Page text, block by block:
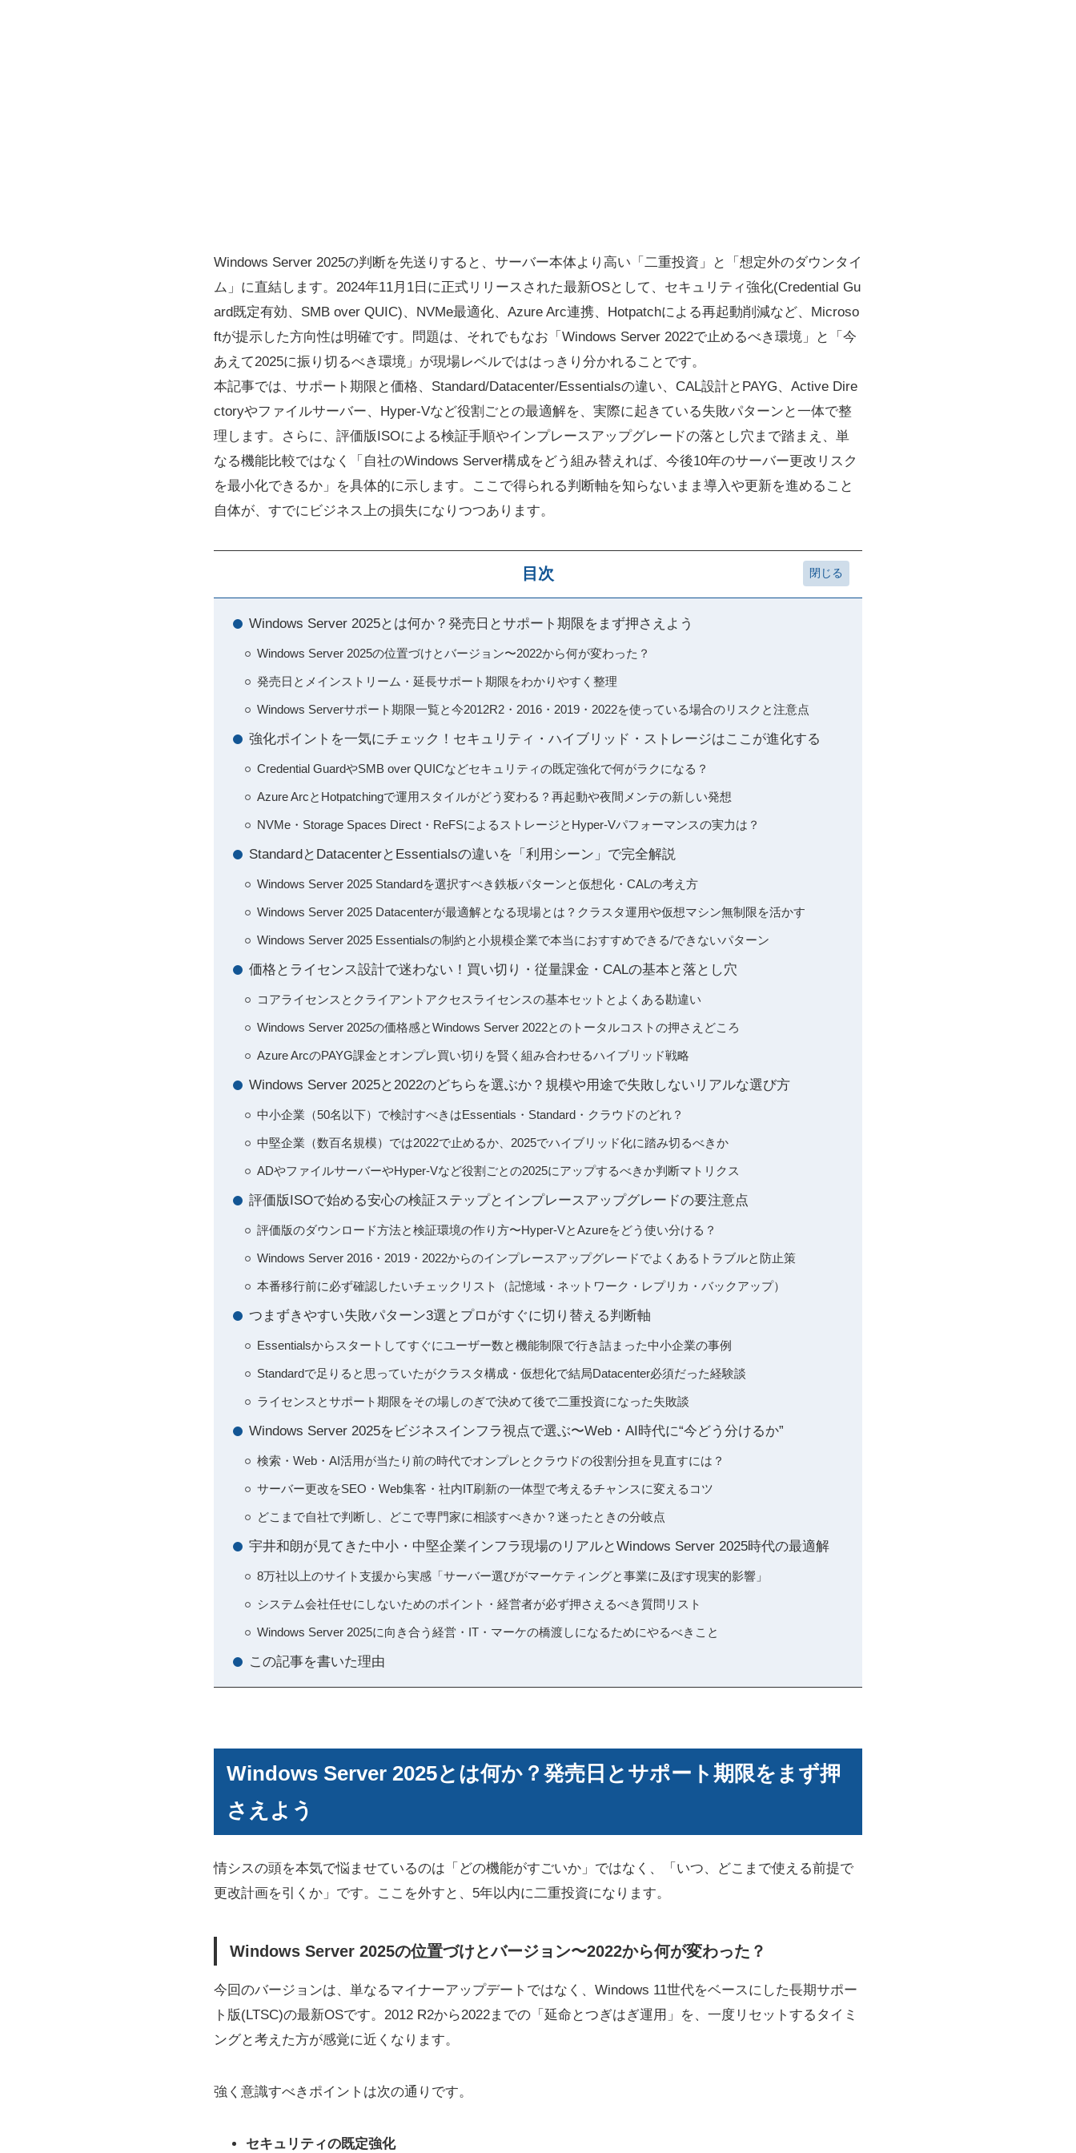
Windows Server 2025の判断を先送りすると、サーバー本体より高い「二重投資」と「想定外のダウンタイ
ム」に直結します。2024年11月1日に正式リリースされた最新OSとして、セキュリティ強化(Credential Gu
ard既定有効、SMB over QUIC)、NVMe最適化、Azure Arc連携、Hotpatchによる再起動削減など、Microso
ftが提示した方向性は明確です。問題は、それでもなお「Windows Server 2022で止めるべき環境」と「今
あえて2025に振り切るべき環境」が現場レベルでははっきり分かれることです。
本記事では、サポート期限と価格、Standard/Datacenter/Essentialsの違い、CAL設計とPAYG、Active Dire
ctoryやファイルサーバー、Hyper-Vなど役割ごとの最適解を、実際に起きている失敗パターンと一体で整
理します。さらに、評価版ISOによる検証手順やインプレースアップグレードの落とし穴まで踏まえ、単
なる機能比較ではなく「自社のWindows Server構成をどう組み替えれば、今後10年のサーバー更改リスク
を最小化できるか」を具体的に示します。ここで得られる判断軸を知らないまま導入や更新を進めること
自体が、すでにビジネス上の損失になりつつあります。
目次
Windows Server 2025とは何か？発売日とサポート期限をまず押さえよう
Windows Server 2025の位置づけとバージョン〜2022から何が変わった？
発売日とメインストリーム・延長サポート期限をわかりやすく整理
Windows Serverサポート期限一覧と今2012R2・2016・2019・2022を使っている場合のリスクと注意点
強化ポイントを一気にチェック！セキュリティ・ハイブリッド・ストレージはここが進化する
Credential GuardやSMB over QUICなどセキュリティの既定強化で何がラクになる？
Azure ArcとHotpatchingで運用スタイルがどう変わる？再起動や夜間メンテの新しい発想
NVMe・Storage Spaces Direct・ReFSによるストレージとHyper-Vパフォーマンスの実力は？
StandardとDatacenterとEssentialsの違いを「利用シーン」で完全解説
Windows Server 2025 Standardを選択すべき鉄板パターンと仮想化・CALの考え方
Windows Server 2025 Datacenterが最適解となる現場とは？クラスタ運用や仮想マシン無制限を活かす
Windows Server 2025 Essentialsの制約と小規模企業で本当におすすめできる/できないパターン
価格とライセンス設計で迷わない！買い切り・従量課金・CALの基本と落とし穴
コアライセンスとクライアントアクセスライセンスの基本セットとよくある勘違い
Windows Server 2025の価格感とWindows Server 2022とのトータルコストの押さえどころ
Azure ArcのPAYG課金とオンプレ買い切りを賢く組み合わせるハイブリッド戦略
Windows Server 2025と2022のどちらを選ぶか？規模や用途で失敗しないリアルな選び方
中小企業（50名以下）で検討すべきはEssentials・Standard・クラウドのどれ？
中堅企業（数百名規模）では2022で止めるか、2025でハイブリッド化に踏み切るべきか
ADやファイルサーバーやHyper-Vなど役割ごとの2025にアップするべきか判断マトリクス
評価版ISOで始める安心の検証ステップとインプレースアップグレードの要注意点
評価版のダウンロード方法と検証環境の作り方〜Hyper-VとAzureをどう使い分ける？
Windows Server 2016・2019・2022からのインプレースアップグレードでよくあるトラブルと防止策
本番移行前に必ず確認したいチェックリスト（記憶域・ネットワーク・レプリカ・バックアップ）
つまずきやすい失敗パターン3選とプロがすぐに切り替える判断軸
Essentialsからスタートしてすぐにユーザー数と機能制限で行き詰まった中小企業の事例
Standardで足りると思っていたがクラスタ構成・仮想化で結局Datacenter必須だった経験談
ライセンスとサポート期限をその場しのぎで決めて後で二重投資になった失敗談
Windows Server 2025をビジネスインフラ視点で選ぶ〜Web・AI時代に“今どう分けるか”
検索・Web・AI活用が当たり前の時代でオンプレとクラウドの役割分担を見直すには？
サーバー更改をSEO・Web集客・社内IT刷新の一体型で考えるチャンスに変えるコツ
どこまで自社で判断し、どこで専門家に相談すべきか？迷ったときの分岐点
宇井和朗が見てきた中小・中堅企業インフラ現場のリアルとWindows Server 2025時代の最適解
8万社以上のサイト支援から実感「サーバー選びがマーケティングと事業に及ぼす現実的影響」
システム会社任せにしないためのポイント・経営者が必ず押さえるべき質問リスト
Windows Server 2025に向き合う経営・IT・マーケの橋渡しになるためにやるべきこと
この記事を書いた理由
Windows Server 2025とは何か？発売日とサポート期限をまず押
さえよう
情シスの頭を本気で悩ませているのは「どの機能がすごいか」ではなく、「いつ、どこまで使える前提で
更改計画を引くか」です。ここを外すと、5年以内に二重投資になります。
Windows Server 2025の位置づけとバージョン〜2022から何が変わった？
今回のバージョンは、単なるマイナーアップデートではなく、Windows 11世代をベースにした長期サポー
ト版(LTSC)の最新OSです。2012 R2から2022までの「延命とつぎはぎ運用」を、一度リセットするタイミ
ングと考えた方が感覚に近くなります。
強く意識すべきポイントは次の通りです。
セキュリティの既定強化